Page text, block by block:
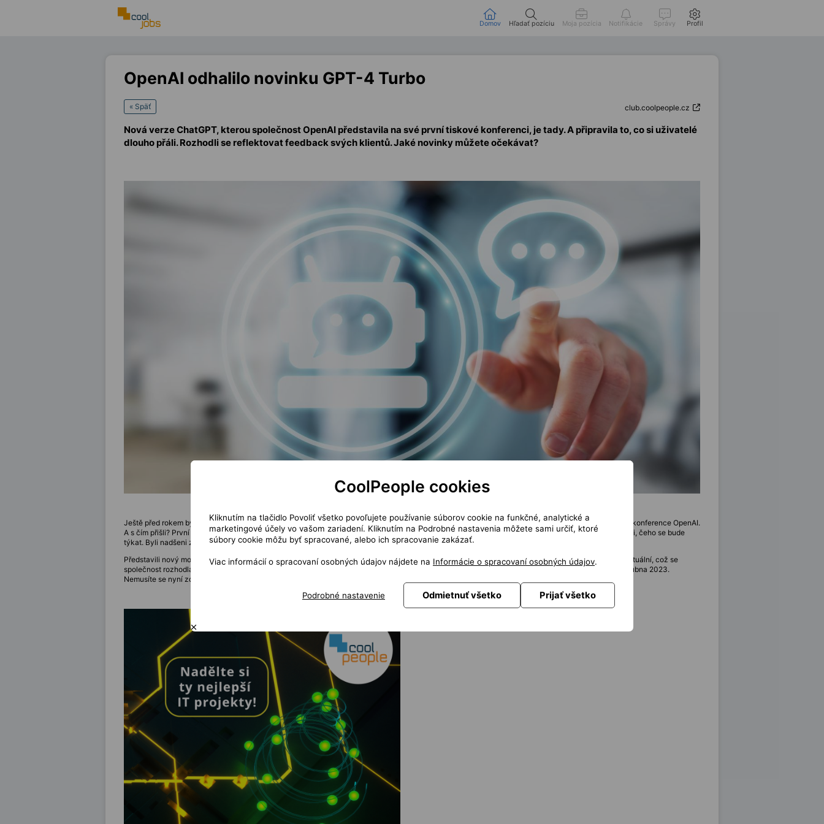
Domov Hľadať pozíciu Moja pozícia Notifikácie Správy Profil
OpenAI odhalilo novinku GPT-4 Turbo
« Späť club.coolpeople.cz
Nová verze ChatGPT, kterou společnost OpenAI představila na své první tiskové konferenci, je tady. A připravila to, co si uživatelé
dlouho přáli. Rozhodli se reflektovat feedback svých klientů. Jaké novinky můžete očekávat?
Ještě před rokem byla společnost OpenAI relativně neznámá. Nyní její služby využívá na 100 milionů uživatelů týdně. Před pár dny proběhla tisková konference OpenAI.
A s čím přišli? První prezentace firmy OpenAI, určená pro veřejnost, byla velkým úspěchem. Všichni zúčastnění do posledního momentu napjatě čekali, čeho se bude
týkat. Byli nadšeni z toho, co viděli a slyšeli.
Představili nový model ChatGPT - GPT-4 Turbo, který údajně dokáže více za méně. Jedna z nejčastějších výtek se týkala toho, že je ChatGPT neaktuální, což se
společnost rozhodla změnit. A tak namísto předchozí verze, jejíž paměť sahala pouze do roku 2021, nový model staví své znalosti na obsahu až do dubna 2023.
Nemusíte se nyní zdráhat aktuálnějších témat a otázek, pravděpodobně se vám konečně dostane adekvátní odpovědi.
CoolPeople cookies
Kliknutím na tlačidlo Povoliť všetko povoľujete používanie súborov cookie na funkčné, analytické a
marketingové účely vo vašom zariadení. Kliknutím na Podrobné nastavenia môžete sami určiť, ktoré
súbory cookie môžu byť spracované, alebo ich spracovanie zakázať.
Viac informácií o spracovaní osobných údajov nájdete na Informácie o spracovaní osobných údajov.
Podrobné nastavenie Odmietnuť všetko Prijať všetko